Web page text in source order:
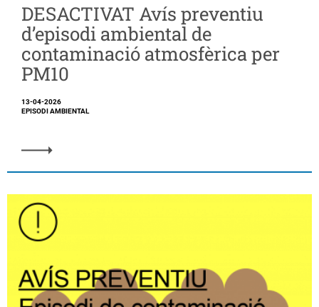
DESACTIVAT Avís preventiu
d’episodi ambiental de
contaminació atmosfèrica per
PM10
13-04-2026
EPISODI AMBIENTAL